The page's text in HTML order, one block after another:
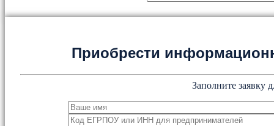
Приобрести
Заполните заявку